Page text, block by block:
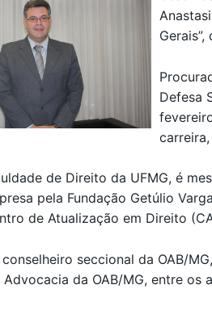
Defesa
de Direito da UFMG, é
pela Fundação Getúlio
de Atualização em Direito
seccional da OAB/
da OAB/MG, entre os